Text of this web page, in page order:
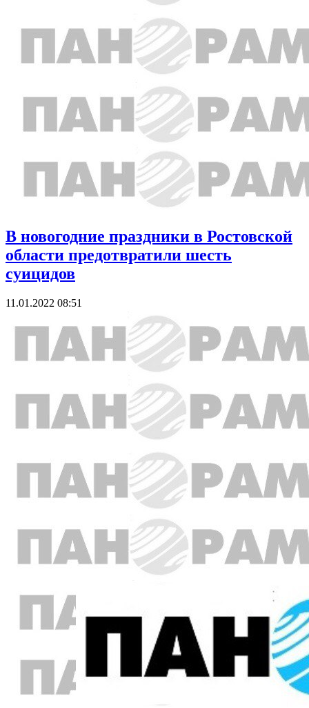
В новогодние праздники в Ростовской
области предотвратили шесть
суицидов
11.01.2022 08:51